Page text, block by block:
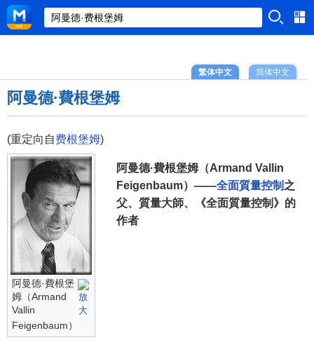
简体中文
繁体中文
阿曼德·費根堡姆
(重定向自费根堡姆)
阿曼德·費根堡
姆（Armand
Vallin
Feigenbaum）
阿曼德·費根堡姆（Armand Vallin
Feigenbaum）——全面質量控制 之
父、質量大師、《全面質量控制》的
作者